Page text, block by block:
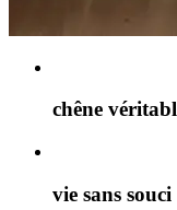
chêne
vie sans